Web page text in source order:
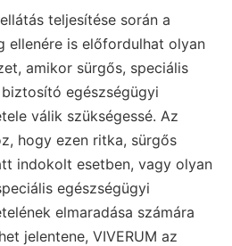
teljesítése során a
ellenére is előfordulhat olyan
amikor sürgős, speciális
egészségügyi
válik szükségessé. Az
hogy ezen ritka, sürgős
indokolt esetben, vagy olyan
egészségügyi
elmaradása számára
jelentene, VIVERUM az